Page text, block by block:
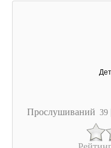
Прослушиваний 39